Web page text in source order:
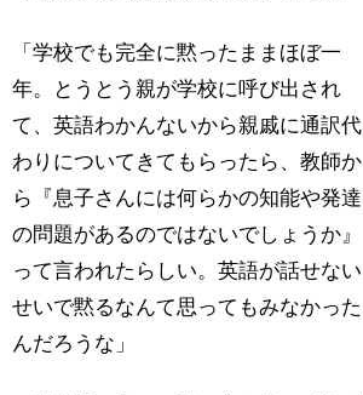
「学校でも完全に黙ったままほぼ一
年。とうとう親が学校に呼び出され
て、英語わかんないから親戚に通訳代
わりについてきてもらったら、教師か
ら『息子さんには何らかの知能や発達
の問題があるのではないでしょうか』
って言われたらしい。英語が話せない
せいで黙るなんて思ってもみなかった
んだろうな」